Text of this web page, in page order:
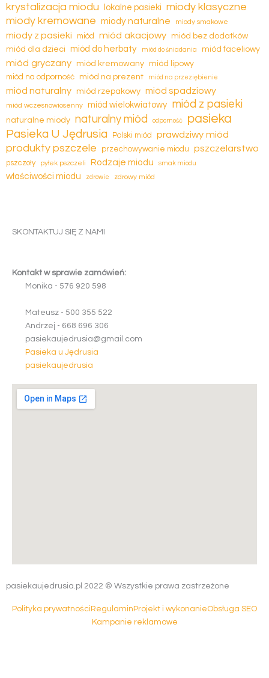
krystalizacja miodu lokalne pasieki miody klasyczne
miody kremowane miody naturalne miody smakowe
miody z pasieki miód miód akacjowy miód bez dodatków
miód dla dzieci miód do herbaty miód do śniadania miód faceliowy
miód gryczany miód kremowany miód lipowy
miód na odporność miód na prezent miód na przeziębienie
miód naturalny miód rzepakowy miód spadziowy
miód wczesnowiosenny miód wielokwiatowy miód z pasieki
naturalne miody naturalny miód odporność pasieka
Pasieka U Jędrusia Polski miód prawdziwy miód
produkty pszczele przechowywanie miodu pszczelarstwo
pszczoły pyłek pszczeli Rodzaje miodu smak miodu
właściwości miodu zdrowie zdrowy miód
SKONTAKTUJ SIĘ Z NAMI
Kontakt w sprawie zamówień:
Monika - 576 920 598
Mateusz - 500 355 522
Andrzej - 668 696 306
pasiekaujedrusia@gmail.com
Pasieka u Jędrusia
pasiekaujedrusia
pasiekaujedrusia.pl 2022 © Wszystkie prawa zastrzeżone
Polityka prywatności Regulamin Projekt i wykonanieObsługa SEO
Kampanie reklamowe